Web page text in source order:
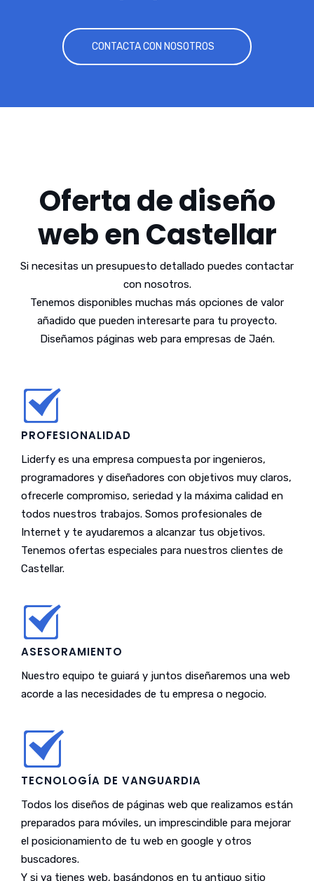
CONTACTA CON NOSOTROS
Oferta de diseño
web en Castellar
Si necesitas un presupuesto detallado puedes contactar
con nosotros.
Tenemos disponibles muchas más opciones de valor
añadido que pueden interesarte para tu proyecto.
Diseñamos páginas web para empresas de Jaén.
PROFESIONALIDAD
Liderfy es una empresa compuesta por ingenieros,
programadores y diseñadores con objetivos muy claros,
ofrecerle compromiso, seriedad y la máxima calidad en
todos nuestros trabajos. Somos profesionales de
Internet y te ayudaremos a alcanzar tus objetivos.
Tenemos ofertas especiales para nuestros clientes de
Castellar.
ASESORAMIENTO
Nuestro equipo te guiará y juntos diseñaremos una web
acorde a las necesidades de tu empresa o negocio.
TECNOLOGÍA DE VANGUARDIA
Todos los diseños de páginas web que realizamos están
preparados para móviles, un imprescindible para mejorar
el posicionamiento de tu web en google y otros
buscadores.
Y si ya tienes web, basándonos en tu antiguo sitio